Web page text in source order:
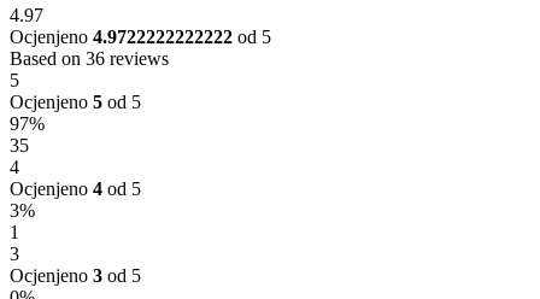
4.97
Ocjenjeno 4.9722222222222 od 5
Based on 36 reviews
5
Ocjenjeno 5 od 5
97%
35
4
Ocjenjeno 4 od 5
3%
1
3
Ocjenjeno 3 od 5